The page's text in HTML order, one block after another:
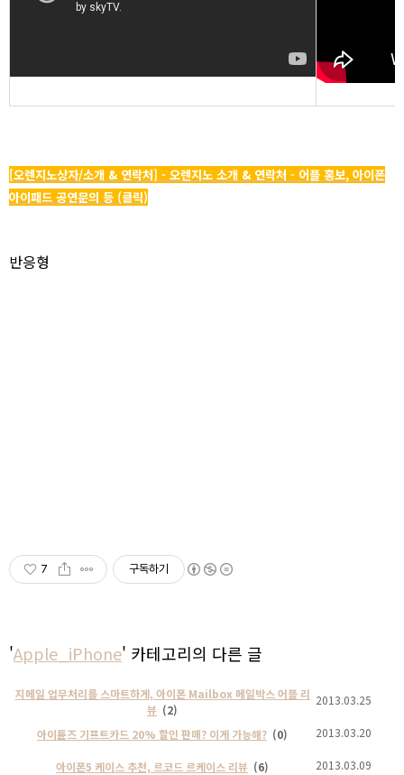
[오렌지노상자/소개 & 연락처] - 오렌지노 소개 & 연락처 - 어플 홍보, 아이폰
아이패드 공연문의 등 (클릭)
반응형
7 구독하기
'Apple_iPhone' 카테고리의 다른 글
지메일 업무처리를 스마트하게, 아이폰 Mailbox 메일박스 어플 리
뷰 (2)
2013.03.25
아이튠즈 기프트카드 20% 할인 판매? 이게 가능해? (0) 2013.03.20
아이폰5 케이스 추천, 르코드 르케이스 리뷰 (6) 2013.03.09